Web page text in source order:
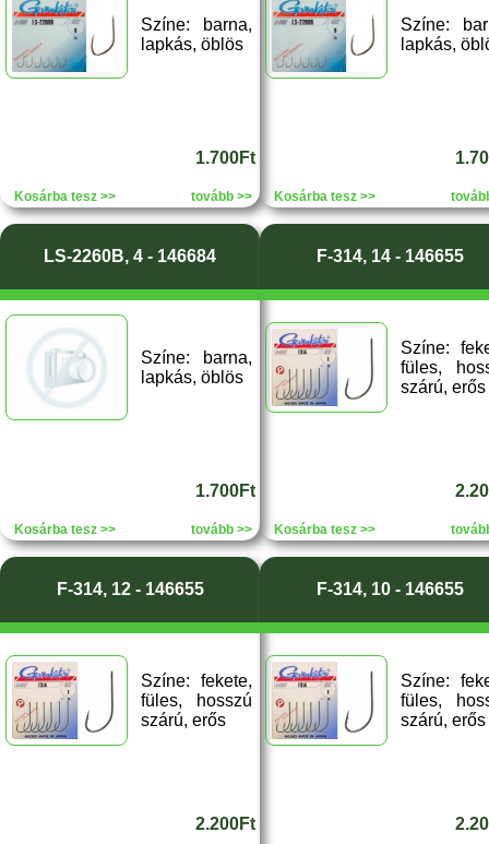
Színe: barna,
lapkás, öblös
1.700Ft
Kosárba tesz >> tovább >>
Színe:
lapkás,
Kosárba tesz >>
LS-2260B, 4 - 146684
Színe: barna,
lapkás, öblös
1.700Ft
Kosárba tesz >> tovább >>
F-314, 14 - 146655
Színe:
füles,
szárú, erős
Kosárba tesz >>
F-314, 12 - 146655
Színe: fekete,
füles, hosszú
szárú, erős
2.200Ft
F-314, 10 - 146655
Színe:
füles,
szárú, erős